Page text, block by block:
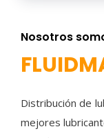
Nosotros
Distribución de
mejores